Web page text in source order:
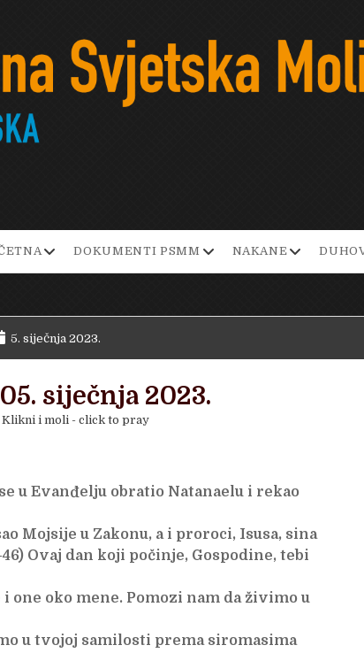
open
menu
DOKUMENTI PSMM open
menu
NAKANE open
menu
5. siječnja 2023.
siječnja 2023.
Klikni i moli - click to pray
u Evanđelju obratio Natanaelu i rekao
Mojsije u Zakonu, a i proroci, Isusa, sina
Ovaj dan koji počinje, Gospodine, tebi
one oko mene. Pomozi nam da živimo u
u tvojoj samilosti prema siromasima